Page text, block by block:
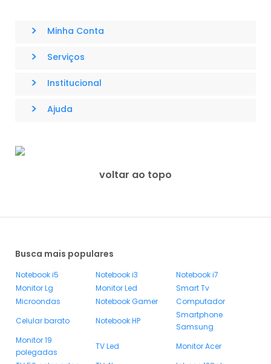
> Minha Conta
> Serviços
> Institucional
> Ajuda
voltar ao topo
Busca mais populares
Notebook i5 Notebook i3
Notebook i7
Monitor Lg
Monitor Led
Smart Tv
Microondas
Notebook Gamer
Computador
Celular barato
Notebook HP
Smartphone
Samsung
Monitor 19
polegadas
TV Led
Monitor Acer